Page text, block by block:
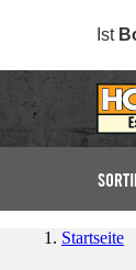
Ist
Startseite